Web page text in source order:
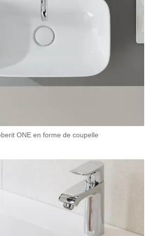
ONE en forme de coupelle